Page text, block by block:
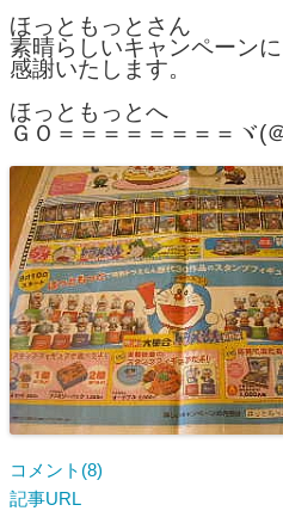
ほっともっとさん
素晴らしいキャンペーンに
感謝いたします。
ほっともっとへ
ＧＯ＝＝＝＝＝＝＝＝ヾ(
コメント(8)
記事URL